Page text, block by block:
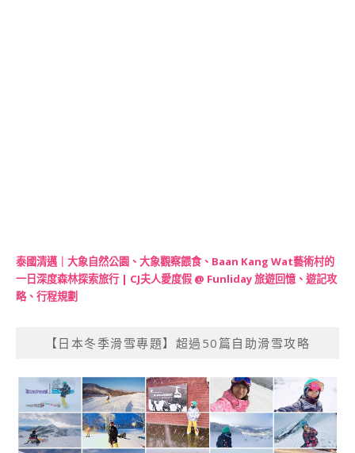
泰國清邁｜大象自然公園、大象觀察餵食、Baan Kang Wat藝術村的
一日深度森林探索旅行 | CJ夫人愛度假 @ Funliday 旅遊回憶、遊記攻
略、行程規劃
【日本冬季滑雪專題】超過50篇自助滑雪攻略